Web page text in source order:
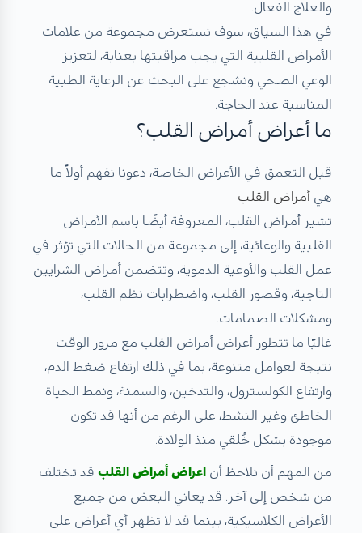
والعلاج الفعال.
في هذا السياق، سوف نستعرض مجموعة من علامات
الأمراض القلبية التي يجب مراقبتها بعناية، لتعزيز
الوعي الصحي ونشجع على البحث عن الرعاية الطبية
المناسبة عند الحاجة.
ما أعراض أمراض القلب؟
قبل التعمق في الأعراض الخاصة، دعونا نفهم أولاً ما
هي أمراض القلب
تشير أمراض القلب، المعروفة أيضًا باسم الأمراض
القلبية والوعائية، إلى مجموعة من الحالات التي تؤثر في
عمل القلب والأوعية الدموية، وتتضمن أمراض الشرايين
التاجية، وقصور القلب، واضطرابات نظم القلب،
ومشكلات الصمامات.
غالبًا ما تتطور أعراض أمراض القلب مع مرور الوقت
نتيجة لعوامل متنوعة، بما في ذلك ارتفاع ضغط الدم،
وارتفاع الكولسترول، والتدخين، والسمنة، ونمط الحياة
الخاطئ وغير النشط، على الرغم من أنها قد تكون
موجودة بشكل خُلقي منذ الولادة.
من المهم أن نلاحظ أن عراض أمراض القلبقد تختلف
من شخص إلى آخر. قد يعاني البعض من جميع
الأعراض الكلاسيكية، بينما قد لا تظهر أي أعراض على